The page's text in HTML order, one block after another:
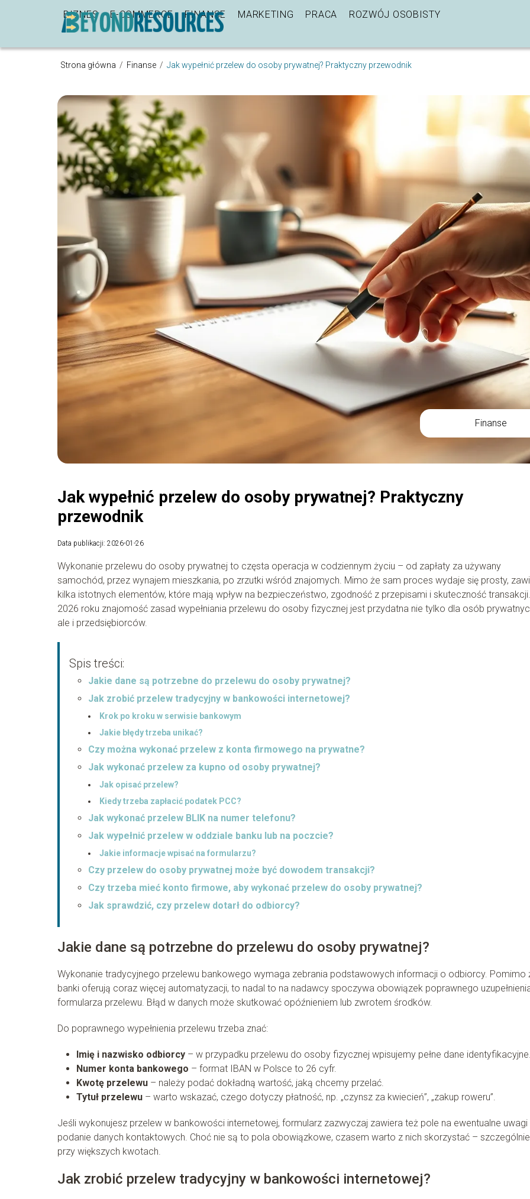
BIZNES E-COMMERCE FINANSE MARKETING PRACA ROZWÓJ OSOBISTY
Strona główna / Finanse / Jak wypełnić przelew do osoby prywatnej? Praktyczny przewodnik
Finanse
Jak wypełnić przelew do osoby prywatnej? Praktyczny
przewodnik
Data publikacji: 2026-01-26
Wykonanie przelewu do osoby prywatnej to częsta operacja w codziennym życiu – od zapłaty za używany
samochód, przez wynajem mieszkania, po zrzutki wśród znajomych. Mimo że sam proces wydaje się prosty,
kilka istotnych elementów, które mają wpływ na bezpieczeństwo, zgodność z przepisami i skuteczność
2026 roku znajomość zasad wypełniania przelewu do osoby fizycznej jest przydatna nie tylko dla osób
ale i przedsiębiorców.
Spis treści:
Jakie dane są potrzebne do przelewu do osoby prywatnej?
Jak zrobić przelew tradycyjny w bankowości internetowej?
Krok po kroku w serwisie bankowym
Jakie błędy trzeba unikać?
Czy można wykonać przelew z konta firmowego na prywatne?
Jak wykonać przelew za kupno od osoby prywatnej?
Jak opisać przelew?
Kiedy trzeba zapłacić podatek PCC?
Jak wykonać przelew BLIK na numer telefonu?
Jak wypełnić przelew w oddziale banku lub na poczcie?
Jakie informacje wpisać na formularzu?
Czy przelew do osoby prywatnej może być dowodem transakcji?
Czy trzeba mieć konto firmowe, aby wykonać przelew do osoby prywatnej?
Jak sprawdzić, czy przelew dotarł do odbiorcy?
Jakie dane są potrzebne do przelewu do osoby prywatnej?
Wykonanie tradycyjnego przelewu bankowego wymaga zebrania podstawowych informacji o odbiorcy. Pomimo
banki oferują coraz więcej automatyzacji, to nadal to na nadawcy spoczywa obowiązek poprawnego
formularza przelewu. Błąd w danych może skutkować opóźnieniem lub zwrotem środków.
Do poprawnego wypełnienia przelewu trzeba znać:
Imię i nazwisko odbiorcy – w przypadku przelewu do osoby fizycznej wpisujemy pełne dane
Numer konta bankowego – format IBAN w Polsce to 26 cyfr.
Kwotę przelewu – należy podać dokładną wartość, jaką chcemy przelać.
Tytuł przelewu – warto wskazać, czego dotyczy płatność, np. „czynsz za kwiecień”, „zakup roweru”.
Jeśli wykonujesz przelew w bankowości internetowej, formularz zazwyczaj zawiera też pole na ewentualne uwagi
podanie danych kontaktowych. Choć nie są to pola obowiązkowe, czasem warto z nich skorzystać – szczególnie
przy większych kwotach.
Jak zrobić przelew tradycyjny w bankowości internetowej?